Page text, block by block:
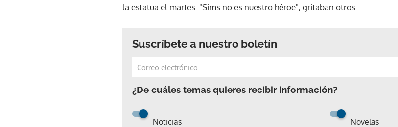
la estatua el martes. "Sims no es nuestro héroe", gritaban otros.
Suscríbete a nuestro boletín
¿De cuáles temas quieres recibir información?
Noticias Novelas